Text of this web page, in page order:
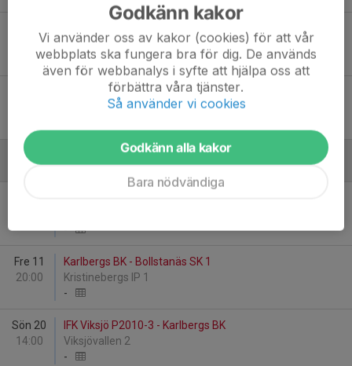
20:00
Kristinebergs IP 1
-
Karlbergs BK - Österåker United FK A2 Grå
Kristinebergs IP 1
September
-
Fre 11
20:00
Karlbergs BK - Bollstanäs SK 1
Kristinebergs IP 1
-
Sön 20
14:00
IFK Viksjö P2010-3 - Karlbergs BK
Viksjövallen 2
-
Godkänn kakor
Vi använder oss av kakor (cookies) för att vår
webbplats ska fungera bra för dig. De används
även för webbanalys i syfte att hjälpa oss att
förbättra våra tjänster.
Så använder vi cookies
Godkänn alla kakor
Bara nödvändiga